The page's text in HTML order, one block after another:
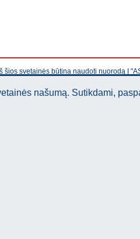
svetainės būtina naudoti nuorodą Į
našumą. Sutikdami,